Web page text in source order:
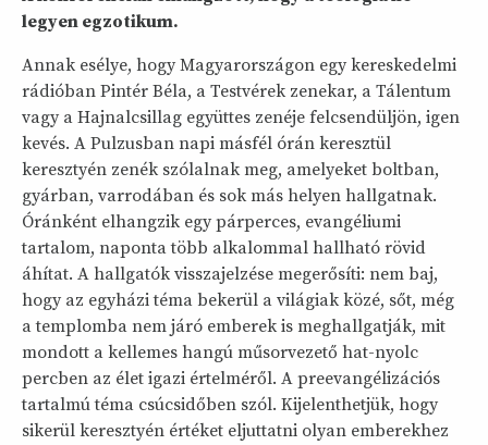
legyen egzotikum.
Annak esélye, hogy Magyarországon egy kereskedelmi
rádióban Pintér Béla, a Testvérek zenekar, a Tálentum
vagy a Hajnalcsillag együttes zenéje felcsendüljön, igen
kevés. A Pulzusban napi másfél órán keresztül
keresztyén zenék szólalnak meg, amelyeket boltban,
gyárban, varrodában és sok más helyen hallgatnak.
Óránként elhangzik egy párperces, evangéliumi
tartalom, naponta több alkalommal hallható rövid
áhítat. A hallgatók visszajelzése megerősíti: nem baj,
hogy az egyházi téma bekerül a világiak közé, sőt, még
a templomba nem járó emberek is meghallgatják, mit
mondott a kellemes hangú műsorvezető hat-nyolc
percben az élet igazi értelméről. A preevangélizációs
tartalmú téma csúcsidőben szól. Kijelenthetjük, hogy
sikerül keresztyén értéket eljuttatni olyan emberekhez